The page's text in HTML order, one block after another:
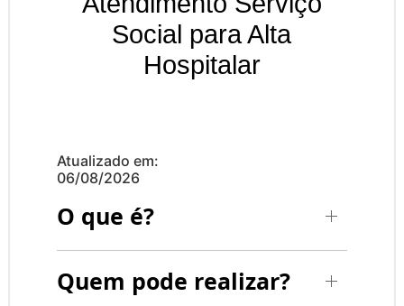
Social para Alta
Hospitalar
Atualizado em:
06/08/2026
O que é?
Quem pode realizar?